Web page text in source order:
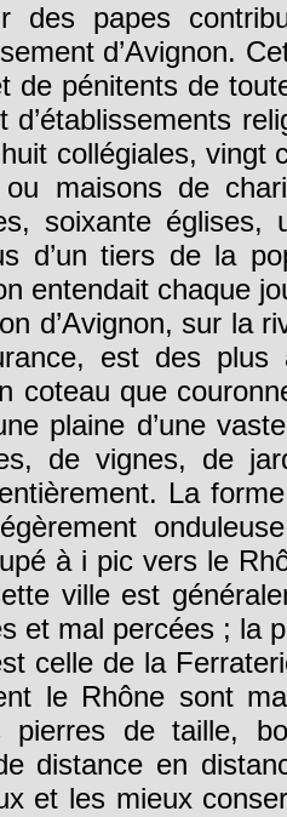
des papes
d’Avignon.
de pénitents de
d’établissements
collégiales, vingt
ou maisons de
soixante églises,
d’un tiers de la
entendait chaque
d’Avignon, sur la
est des plus
coteau que
plaine d’une
de vignes, de
La
à i pic vers le
ville est
et mal percées ; la
celle de la
le Rhône sont
pierres de taille,
distance en
et les mieux